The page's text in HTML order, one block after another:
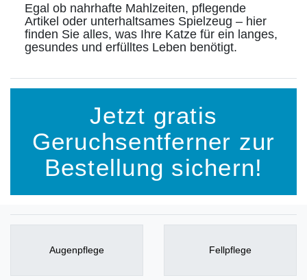
Egal ob nahrhafte Mahlzeiten, pflegende
Artikel oder unterhaltsames Spielzeug – hier
finden Sie alles, was Ihre Katze für ein langes,
gesundes und erfülltes Leben benötigt.
Jetzt gratis
Geruchsentferner zur
Bestellung sichern!
Augenpflege Fellpflege